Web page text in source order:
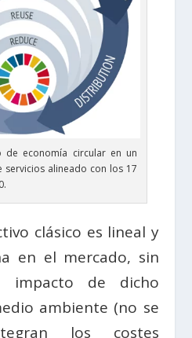
de economía circular en un
alineado con los 17
clásico es lineal y
en el mercado, sin
impacto de dicho
ambiente (no se
los costes